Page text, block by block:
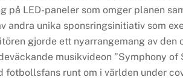
på LED-paneler som omger planen
andra unika sponsringsinitiativ som
gjorde ett nyarrangemang av den
musikvideon ”Symphony of
fotbollsfans runt om i världen under